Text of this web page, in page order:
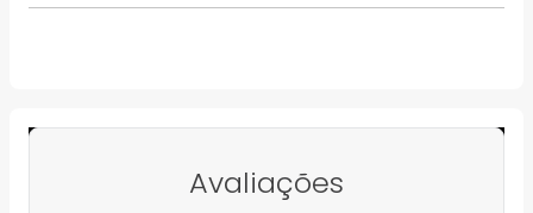
Avaliações